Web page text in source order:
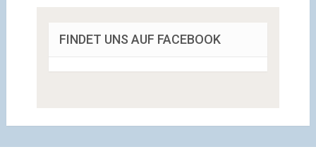
FINDET UNS AUF FACEBOOK